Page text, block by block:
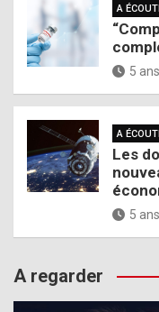
A
5
A
Les
5
A regarder